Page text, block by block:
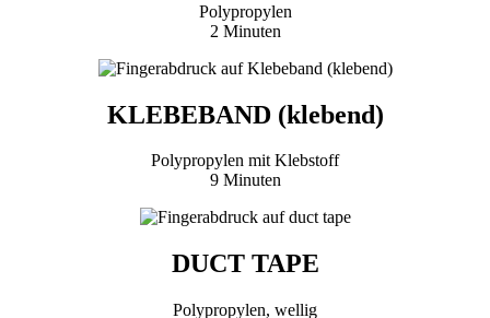
Polypropylen
2 Minuten
KLEBEBAND (klebend)
Polypropylen mit Klebstoff
9 Minuten
DUCT TAPE
Polypropylen, wellig